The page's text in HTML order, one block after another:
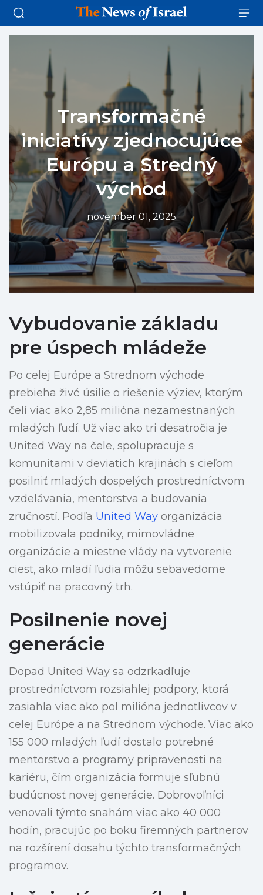
Transformačné
iniciatívy zjednocujúce
Európu a Stredný
východ
november 01, 2025
Vybudovanie základu
pre úspech mládeže
Po celej Európe a Strednom východe
prebieha živé úsilie o riešenie výziev, ktorým
čelí viac ako 2,85 milióna nezamestnaných
mladých ľudí. Už viac ako tri desaťročia je
United Way na čele, spolupracuje s
komunitami v deviatich krajinách s cieľom
posilniť mladých dospelých prostredníctvom
vzdelávania, mentorstva a budovania
zručností. Podľa United Way organizácia
mobilizovala podniky, mimovládne
organizácie a miestne vlády na vytvorenie
ciest, ako mladí ľudia môžu sebavedome
vstúpiť na pracovný trh.
Posilnenie novej
generácie
Dopad United Way sa odzrkadľuje
prostredníctvom rozsiahlej podpory, ktorá
zasiahla viac ako pol milióna jednotlivcov v
celej Európe a na Strednom východe. Viac ako
155 000 mladých ľudí dostalo potrebné
mentorstvo a programy pripravenosti na
kariéru, čím organizácia formuje sľubnú
budúcnosť novej generácie. Dobrovoľníci
venovali týmto snahám viac ako 40 000
hodín, pracujúc po boku firemných partnerov
na rozšírení dosahu týchto transformačných
programov.